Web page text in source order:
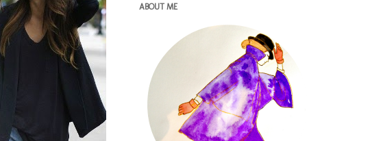
ABOUT ME